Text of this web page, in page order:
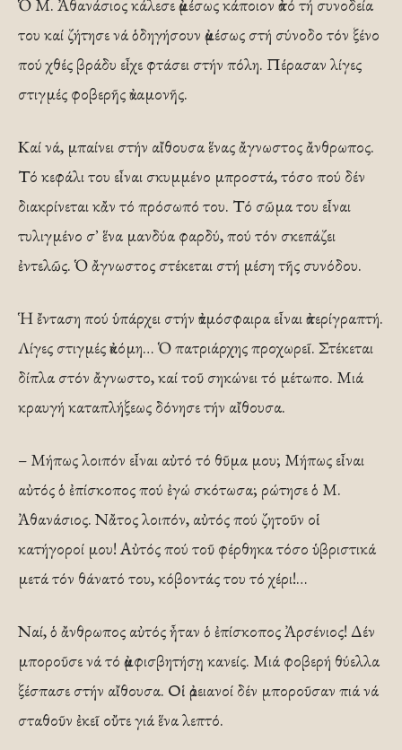
Ὁ Μ. Ἀθανάσιος κάλεσε ἀμέσως κάποιον ἀπό τή συνοδεία
του καί ζήτησε νά ὁδηγήσουν ἀμέσως στή σύνοδο τόν ξένο
πού χθές βράδυ εἶχε φτάσει στήν πόλη. Πέρασαν λίγες
στιγμές φοβερῆς ἀναμονῆς.
Καί νά, μπαίνει στήν αἴθουσα ἕνας ἄγνωστος ἄνθρωπος.
Τό κεφάλι του εἶναι σκυμμένο μπροστά, τόσο πού δέν
διακρίνεται κἄν τό πρόσωπό του. Τό σῶμα του εἶναι
τυλιγμένο σ᾿ ἕνα μανδύα φαρδύ, πού τόν σκεπάζει
ἐντελῶς. Ὁ ἄγνωστος στέκεται στή μέση τῆς συνόδου.
Ἡ ἔνταση πού ὑπάρχει στήν ἀτμόσφαιρα εἶναι ἀπερίγραπτή.
Λίγες στιγμές ἀκόμη… Ὁ πατριάρχης προχωρεῖ. Στέκεται
δίπλα στόν ἄγνωστο, καί τοῦ σηκώνει τό μέτωπο. Μιά
κραυγή καταπλήξεως δόνησε τήν αἴθουσα.
– Μήπως λοιπόν εἶναι αὐτό τό θῦμα μου; Μήπως εἶναι
αὐτός ὁ ἐπίσκοπος πού ἐγώ σκότωσα; ρώτησε ὁ Μ.
Ἀθανάσιος. Νἄτος λοιπόν, αὐτός πού ζητοῦν οἱ
κατήγοροί μου! Αὐτός πού τοῦ φέρθηκα τόσο ὑβριστικά
μετά τόν θάνατό του, κόβοντάς του τό χέρι!…
Ναί, ὁ ἄνθρωπος αὐτός ἦταν ὁ ἐπίσκοπος Ἀρσένιος! Δέν
μποροῦσε νά τό ἀμφισβητήσῃ κανείς. Μιά φοβερή θύελλα
ξέσπασε στήν αἴθουσα. Οἱ ἀρειανοί δέν μποροῦσαν πιά νά
σταθοῦν ἐκεῖ οὔτε γιά ἕνα λεπτό.